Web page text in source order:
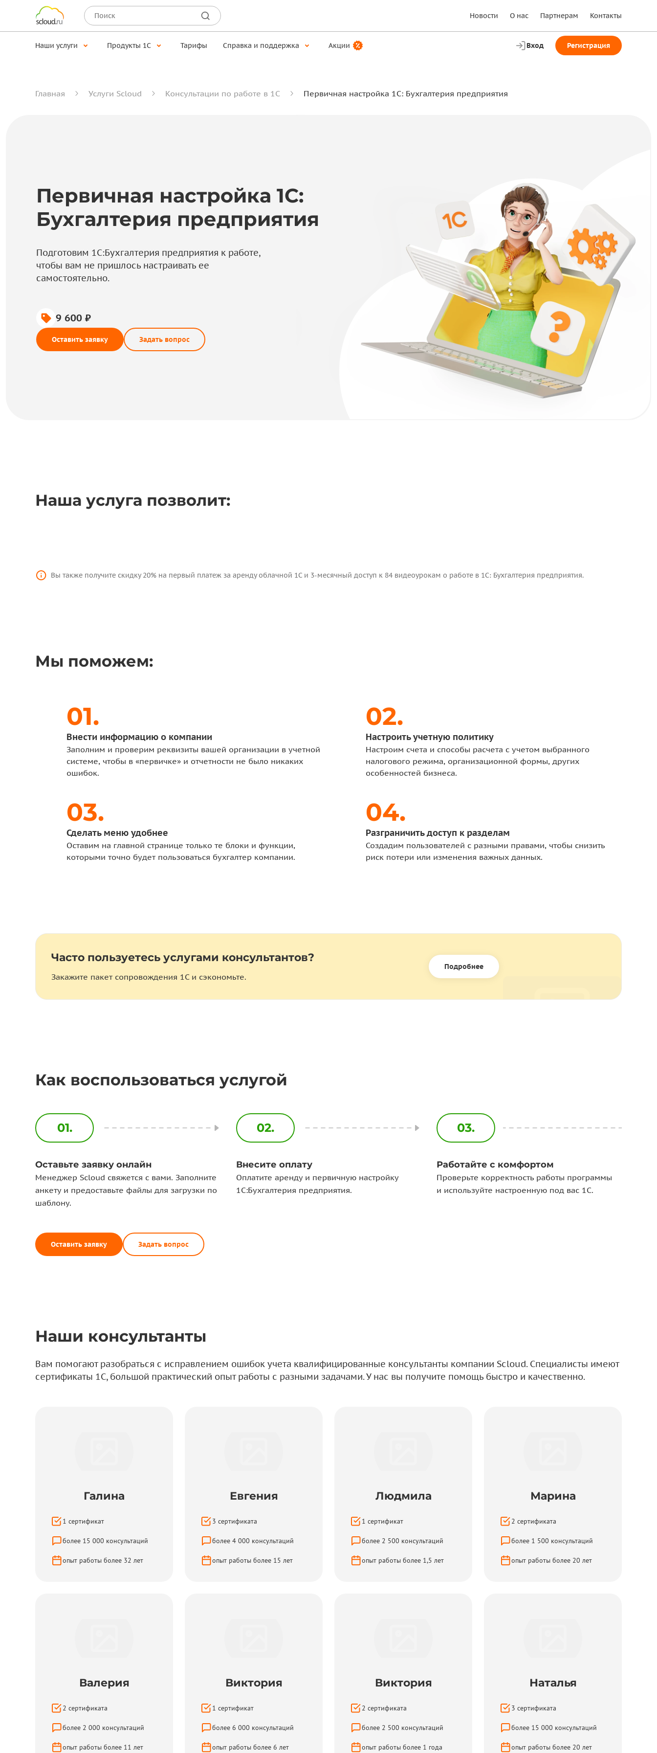
Новости О нас Партнерам Контакты
Наши услуги Продукты 1С Тарифы Справка и поддержка Акции Вход Регистрация
Главная Услуги Scloud Консультации по работе в 1С Первичная настройка 1С: Бухгалтерия предприятия
Первичная настройка 1С:
Бухгалтерия предприятия
Подготовим 1С:Бухгалтерия предприятия к работе,
чтобы вам не пришлось настраивать ее
самостоятельно.
9 600 ₽
Оставить заявку Задать вопрос
Наша услуга позволит:
Вы также получите скидку 20% на первый платеж за аренду облачной 1С и 3-месячный доступ к 84 видеоурокам о работе в 1С: Бухгалтерия предприятия.
Мы поможем:
Внести информацию о компании
Заполним и проверим реквизиты вашей организации в учетной
системе, чтобы в «первичке» и отчетности не было никаких
ошибок.
Настроить учетную политику
Настроим счета и способы расчета с учетом выбранного
налогового режима, организационной формы, других
особенностей бизнеса.
Сделать меню удобнее
Оставим на главной странице только те блоки и функции,
которыми точно будет пользоваться бухгалтер компании.
Разграничить доступ к разделам
Создадим пользователей с разными правами, чтобы снизить
риск потери или изменения важных данных.
Часто пользуетесь услугами консультантов?
Закажите пакет сопровождения 1С и сэкономьте.
Подробнее
Как воспользоваться услугой
01.
Оставьте заявку онлайн
Менеджер Scloud свяжется с вами. Заполните
анкету и предоставьте файлы для загрузки по
шаблону.
02.
Внесите оплату
Оплатите аренду и первичную настройку
1С:Бухгалтерия предприятия.
03.
Работайте с комфортом
Проверьте корректность работы программы
и используйте настроенную под вас 1С.
Оставить заявку Задать вопрос
Наши консультанты
Вам помогают разобраться с исправлением ошибок учета квалифицированные консультанты компании Scloud. Специалисты имеют
сертификаты 1С, большой практический опыт работы с разными задачами. У нас вы получите помощь быстро и качественно.
Галина
1 сертификат
более 15 000 консультаций
опыт работы более 32 лет
Евгения
3 сертификата
более 4 000 консультаций
опыт работы более 15 лет
Людмила
1 сертификат
более 2 500 консультаций
опыт работы более 1,5 лет
Марина
2 сертификатa
более 1 500 консультаций
опыт работы более 20 лет
Валерия
2 сертификатa
более 2 000 консультаций
опыт работы более 11 лет
Виктория
1 сертификат
более 6 000 консультаций
опыт работы более 6 лет
Виктория
2 сертификата
более 2 500 консультаций
опыт работы более 1 года
Наталья
3 сертификата
более 15 000 консультаций
опыт работы более 20 лет